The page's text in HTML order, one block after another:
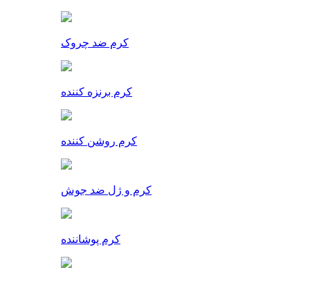
کرم ضد چروک
کرم برنزه کننده
کرم روشن کننده
کرم و ژل ضد جوش
کرم پوشاننده